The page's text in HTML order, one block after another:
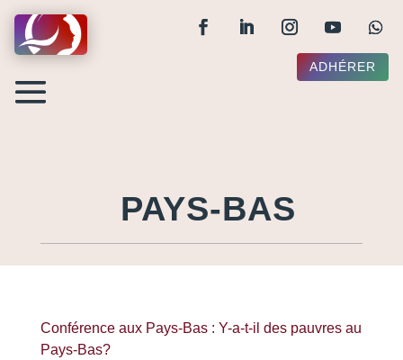
ADHÉRER
PAYS-BAS
Conférence aux Pays-Bas : Y-a-t-il des pauvres au
Pays-Bas?